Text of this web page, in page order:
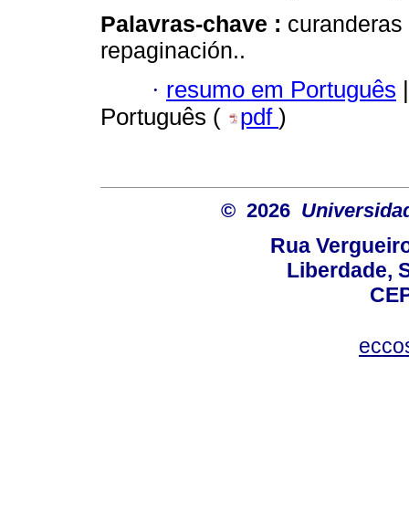
Palavras-chave :
repaginación..
· resumo em Português |
Português (
pdf )
© 2026
Rua
Liberdade,